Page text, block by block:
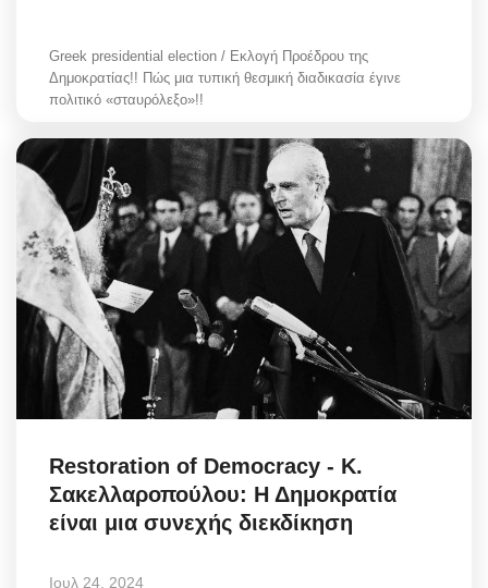
Greek presidential election / Εκλογή Προέδρου της
Δημοκρατίας!! Πώς μια τυπική θεσμική διαδικασία έγινε
πολιτικό «σταυρόλεξο»!!
Restoration of Democracy - Κ.
Σακελλαροπούλου: Η Δημοκρατία
είναι μια συνεχής διεκδίκηση
Ιουλ 24, 2024